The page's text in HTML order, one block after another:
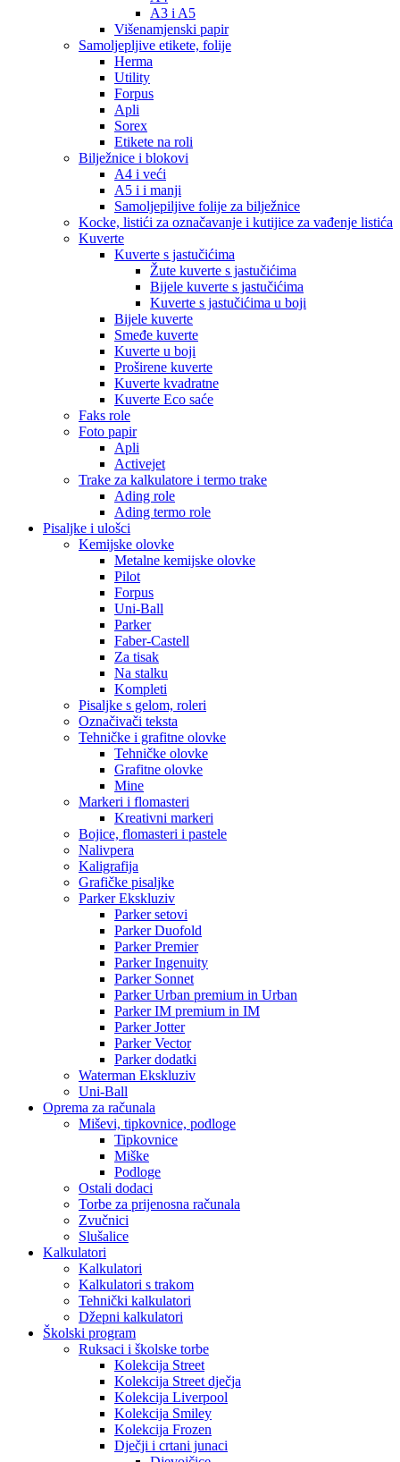
A3 i A5
Višenamjenski papir
Samoljepljive etikete, folije
Herma
Utility
Forpus
Apli
Sorex
Etikete na roli
Bilježnice i blokovi
A4 i veći
A5 i i manji
Samoljepiljive folije za bilježnice
Kocke, listići za označavanje i kutijice za vađenje listića
Kuverte
Kuverte s jastučićima
Žute kuverte s jastučićima
Bijele kuverte s jastučićima
Kuverte s jastučićima u boji
Bijele kuverte
Smeđe kuverte
Kuverte u boji
Proširene kuverte
Kuverte kvadratne
Kuverte Eco saće
Faks role
Foto papir
Apli
Activejet
Trake za kalkulatore i termo trake
Ading role
Ading termo role
Pisaljke i ulošci
Kemijske olovke
Metalne kemijske olovke
Pilot
Forpus
Uni-Ball
Parker
Faber-Castell
Za tisak
Na stalku
Kompleti
Pisaljke s gelom, roleri
Označivači teksta
Tehničke i grafitne olovke
Tehničke olovke
Grafitne olovke
Mine
Markeri i flomasteri
Kreativni markeri
Bojice, flomasteri i pastele
Nalivpera
Kaligrafija
Grafičke pisaljke
Parker Ekskluziv
Parker setovi
Parker Duofold
Parker Premier
Parker Ingenuity
Parker Sonnet
Parker Urban premium in Urban
Parker IM premium in IM
Parker Jotter
Parker Vector
Parker dodatki
Waterman Ekskluziv
Uni-Ball
Oprema za računala
Miševi, tipkovnice, podloge
Tipkovnice
Miške
Podloge
Ostali dodaci
Torbe za prijenosna računala
Zvučnici
Slušalice
Kalkulatori
Kalkulatori
Kalkulatori s trakom
Tehnički kalkulatori
Džepni kalkulatori
Školski program
Ruksaci i školske torbe
Kolekcija Street
Kolekcija Street dječja
Kolekcija Liverpool
Kolekcija Smiley
Kolekcija Frozen
Dječji i crtani junaci